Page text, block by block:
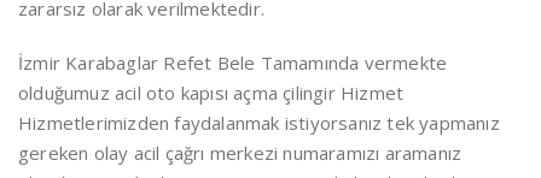
zararsız olarak verilmektedir.
İzmir Karabaglar Refet Bele Tamamında vermekte
olduğumuz acil oto kapısı açma çilingir Hizmet
Hizmetlerimizden faydalanmak istiyorsanız tek yapmanız
gereken olay acil çağrı merkezi numaramızı aramanız